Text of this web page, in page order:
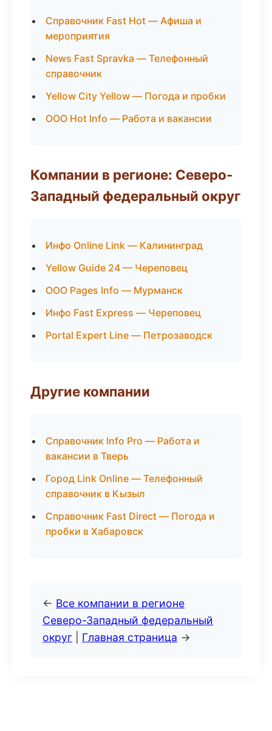
Справочник Fast Hot — Афиша и
мероприятия
News Fast Spravka — Телефонный
справочник
Yellow City Yellow — Погода и пробки
ООО Hot Info — Работа и вакансии
Компании в регионе: Северо-
Западный федеральный округ
Инфо Online Link — Калининград
Yellow Guide 24 — Череповец
ООО Pages Info — Мурманск
Инфо Fast Express — Череповец
Portal Expert Line — Петрозаводск
Другие компании
Справочник Info Pro — Работа и
вакансии в Тверь
Город Link Online — Телефонный
справочник в Кызыл
Справочник Fast Direct — Погода и
пробки в Хабаровск
← Все компании в регионе
Северо-Западный федеральный
округ
Главная страница →